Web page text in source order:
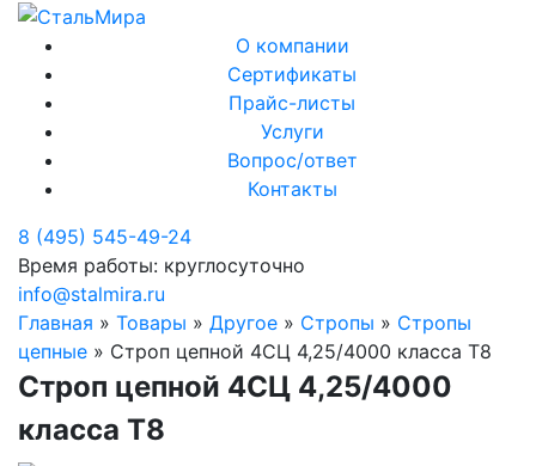
О компании
Сертификаты
Прайс-листы
Услуги
Вопрос/ответ
Контакты
8 (495) 545-49-24
Время работы: круглосуточно
info@stalmira.ru
Главная » Товары » Другое » Стропы » Стропы
цепные » Строп цепной 4СЦ 4,25/4000 класса Т8
Строп цепной 4СЦ 4,25/4000
класса Т8